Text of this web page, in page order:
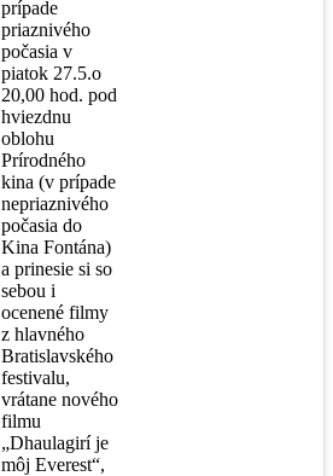
prípade
priaznivého
počasia v
piatok 27.5.o
20,00 hod. pod
hviezdnu
oblohu
Prírodného
kina (v prípade
nepriaznivého
počasia do
Kina Fontána)
a prinesie si so
sebou i
ocenené filmy
z hlavného
Bratislavského
festivalu,
vrátane nového
filmu
„Dhaulagirí je
môj Everest“,